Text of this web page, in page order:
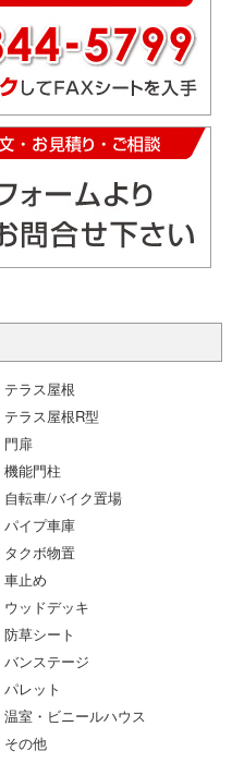
テラス屋根
テラス屋根R型
門扉
機能門柱
自転車/バイク置場
パイプ車庫
タクボ物置
車止め
ウッドデッキ
防草シート
バンステージ
パレット
温室・ビニールハウス
その他